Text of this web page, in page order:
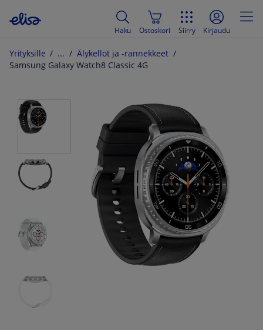
Haku Ostoskori Siirry Kirjaudu
Yrityksille
Älykellot ja -rannekkeet
Samsung Galaxy Watch8 Classic 4G